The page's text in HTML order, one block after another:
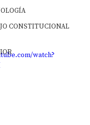
CONSTITUCIONAL
watch?